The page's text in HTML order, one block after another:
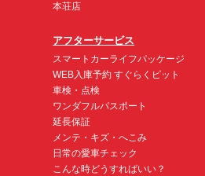
本荘店
アフターサービス
スマートカーライフパッケージ
WEB入庫予約 すぐらくピット
車検・点検
ワンダフルパスポート
延長保証
メンテ・キズ・へこみ
日常の愛車チェック
こんな時どうすればいい？